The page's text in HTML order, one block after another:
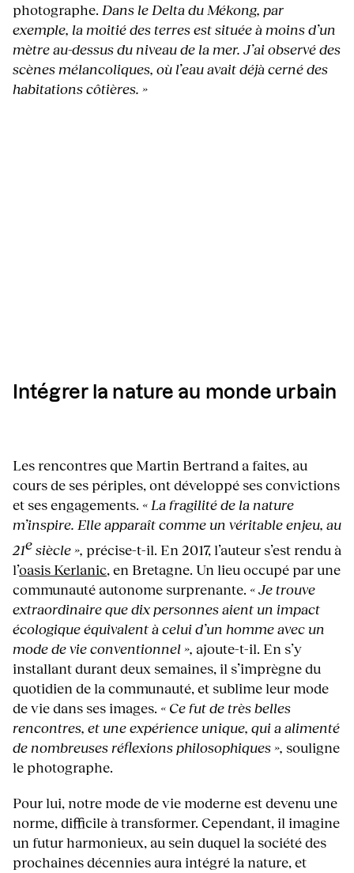
photographe. Dans le Delta du Mékong, par
exemple, la moitié des terres est située à moins d’un
mètre au-dessus du niveau de la mer. J’ai observé des
scènes mélancoliques, où l’eau avait déjà cerné des
habitations côtières. »
Intégrer la nature au monde urbain
Les rencontres que Martin Bertrand a faites, au
cours de ses périples, ont développé ses convictions
et ses engagements. « La fragilité de la nature
m’inspire. Elle apparaît comme un véritable enjeu, au
21esiècle », précise-t-il. En 2017, l’auteur s’est rendu à
l’oasis Kerlanic, en Bretagne. Un lieu occupé par une
communauté autonome surprenante. « Je trouve
extraordinaire que dix personnes aient un impact
écologique équivalent à celui d’un homme avec un
mode de vie conventionnel », ajoute-t-il. En s’y
installant durant deux semaines, il s’imprègne du
quotidien de la communauté, et sublime leur mode
de vie dans ses images. « Ce fut de très belles
rencontres, et une expérience unique, qui a alimenté
de nombreuses réflexions philosophiques », souligne
le photographe.
Pour lui, notre mode de vie moderne est devenu une
norme, difficile à transformer. Cependant, il imagine
un futur harmonieux, au sein duquel la société des
prochaines décennies aura intégré la nature, et